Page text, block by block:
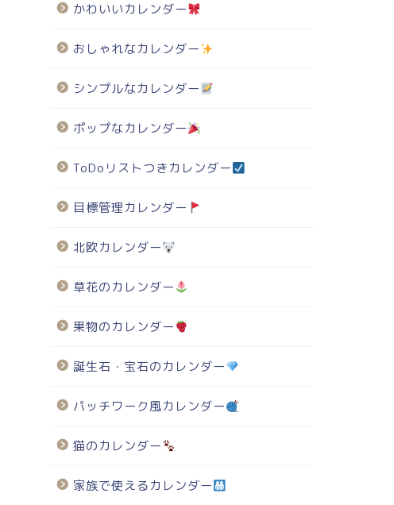
かわいいカレンダー
おしゃれなカレンダー
シンプルなカレンダー
ポップなカレンダー
ToDoリストつきカレンダー
目標管理カレンダー
北欧カレンダー
草花のカレンダー
果物のカレンダー
誕生石・宝石のカレンダー
パッチワーク風カレンダー
猫のカレンダー
家族で使えるカレンダー